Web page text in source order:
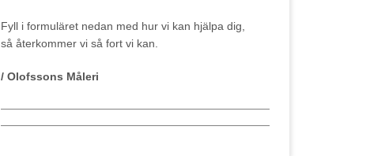
Fyll i formuläret nedan med hur vi kan hjälpa dig,
så återkommer vi så fort vi kan.
/ Olofssons Måleri